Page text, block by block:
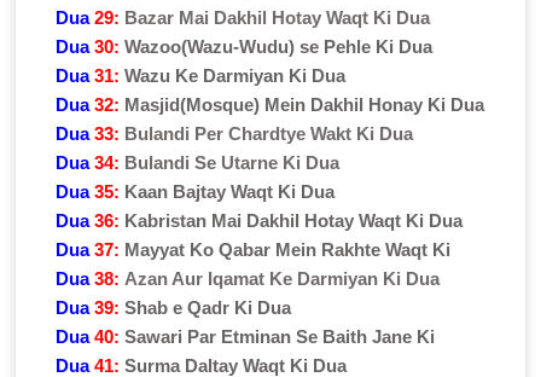
Dua 29: Bazar Mai Dakhil Hotay Waqt Ki Dua
Dua 30: Wazoo(Wazu-Wudu) se Pehle Ki Dua
Dua31: Wazu Ke Darmiyan Ki Dua
Dua 32: Masjid(Mosque) Mein Dakhil Honay Ki Dua
Dua 33: Bulandi Per Chardtye Wakt Ki Dua
Dua 34: Bulandi Se Utarne Ki Dua
Dua 35: Kaan Bajtay Waqt Ki Dua
Dua 36: Kabristan Mai Dakhil Hotay Waqt Ki Dua
Dua 37: Mayyat Ko Qabar Mein Rakhte Waqt Ki
Dua 38: Azan Aur Iqamat Ke Darmiyan Ki Dua
Dua 39: Shab e Qadr Ki Dua
Dua 40: Sawari Par Etminan Se Baith Jane Ki
Dua41: Surma Daltay Waqt Ki Dua